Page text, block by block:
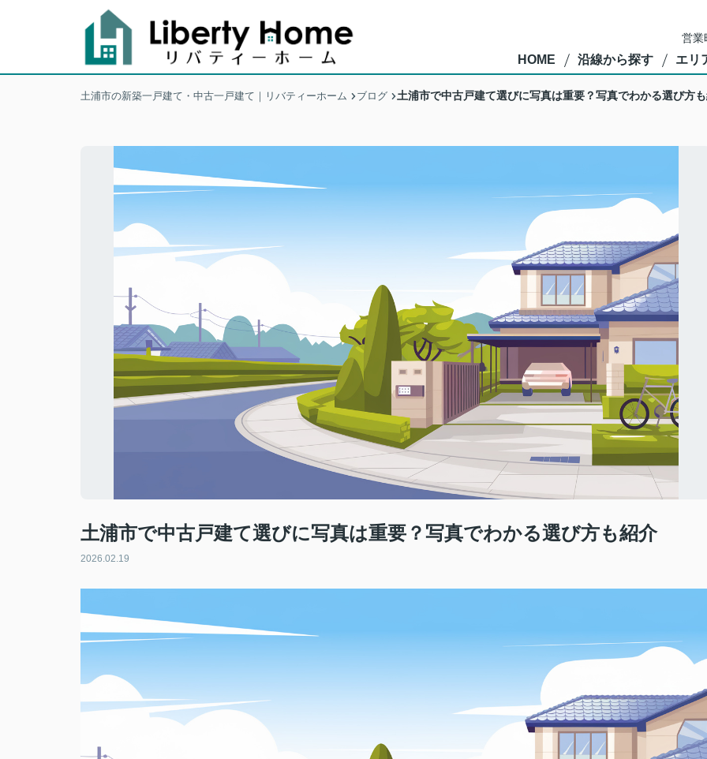
営
HOME 沿線から探す エリ
土浦市の新築一戸建て・中古一戸建て｜リバティーホーム ブログ 土浦市で中古戸建て選びに写真は重要？写真でわかる選び方
土浦市で中古戸建て選びに写真は重要？写真でわかる選び方も紹介
2026.02.19